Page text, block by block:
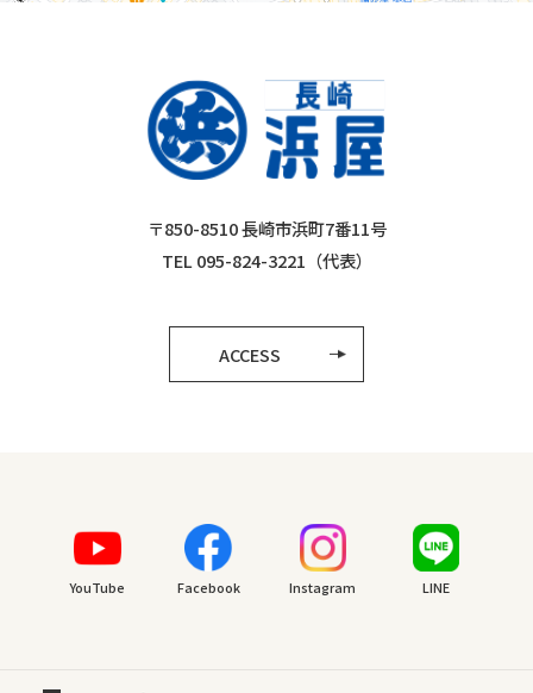
〒850-8510 長崎市浜町7番11号
TEL 095-824-3221（代表）
ACCESS
YouTube Facebook Instagram LINE